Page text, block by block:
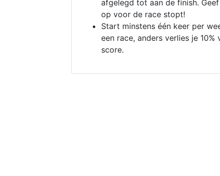
afgelegd tot aan de finish.
op voor de race stopt!
Start minstens één keer per
een race, anders verlies je 10%
score.